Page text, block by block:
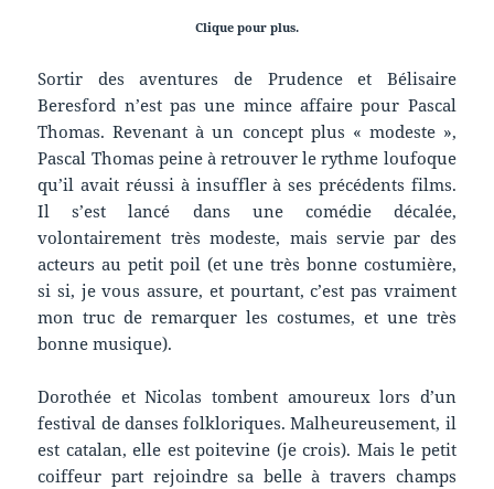
Clique pour plus.
Sortir des aventures de Prudence et Bélisaire
Beresford n’est pas une mince affaire pour Pascal
Thomas. Revenant à un concept plus « modeste »,
Pascal Thomas peine à retrouver le rythme loufoque
qu’il avait réussi à insuffler à ses précédents films.
Il s’est lancé dans une comédie décalée,
volontairement très modeste, mais servie par des
acteurs au petit poil (et une très bonne costumière,
si si, je vous assure, et pourtant, c’est pas vraiment
mon truc de remarquer les costumes, et une très
bonne musique).
Dorothée et Nicolas tombent amoureux lors d’un
festival de danses folkloriques. Malheureusement, il
est catalan, elle est poitevine (je crois). Mais le petit
coiffeur part rejoindre sa belle à travers champs